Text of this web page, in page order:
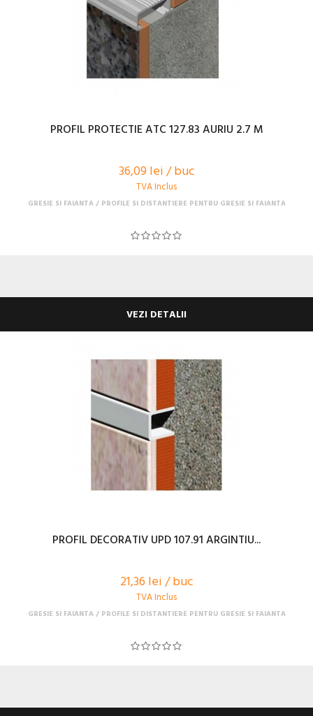
PROFIL PROTECTIE ATC 127.83 AURIU 2.7 M
36,09 lei / buc
TVA Inclus
GRESIE SI FAIANTA PROFILE SI DISTANTIERE PENTRU GRESIE SI FAIANTA
VEZI DETALII
PROFIL DECORATIV UPD 107.91 ARGINTIU...
21,36 lei / buc
TVA Inclus
GRESIE SI FAIANTA PROFILE SI DISTANTIERE PENTRU GRESIE SI FAIANTA